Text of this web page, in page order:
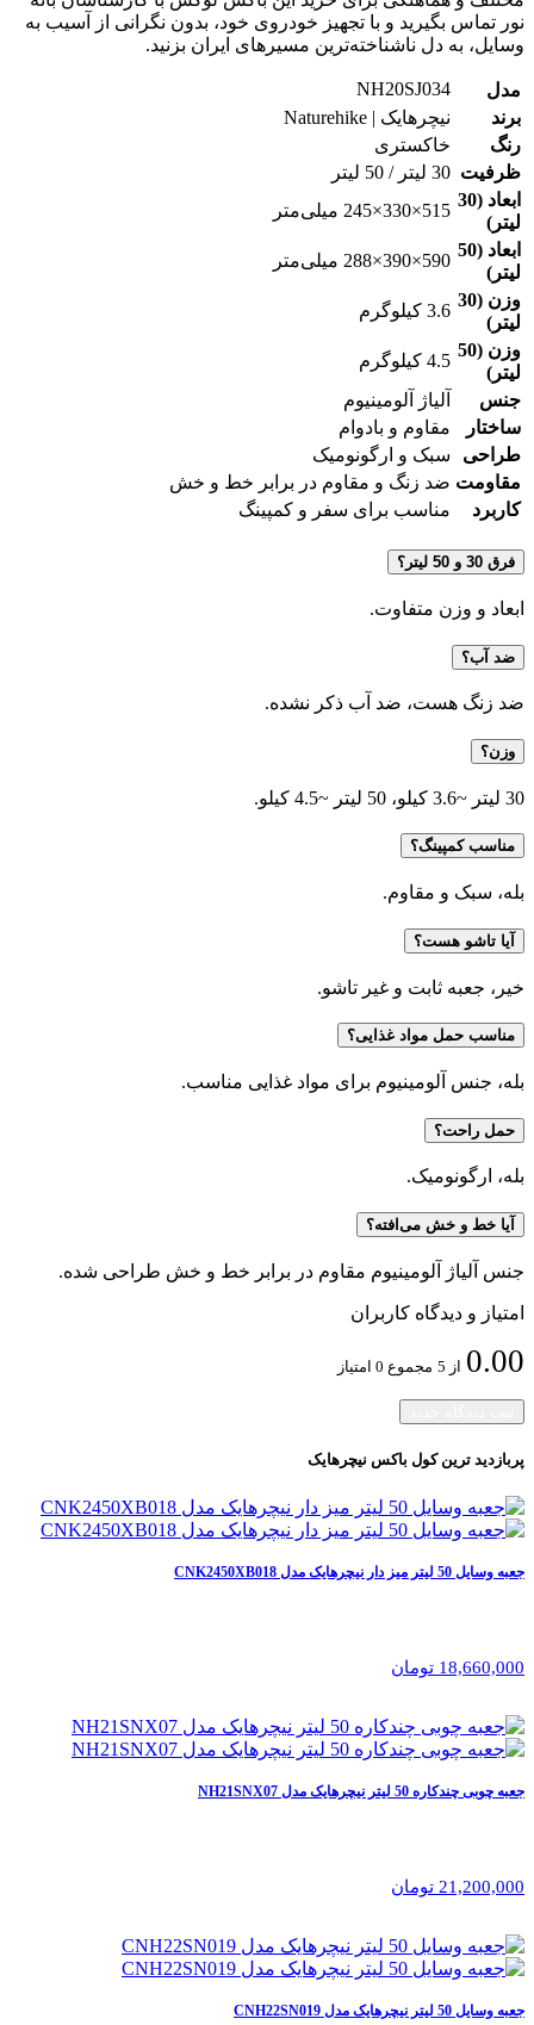
نور تماس بگیرید و با تجهیز خودروی خود، بدون نگرانی از آسیب به
وسایل، به دل ناشناخته‌ترین مسیرهای ایران بزنید.
مدل
NH20SJ034
برند
نیچرهایک | Naturehike
رنگ
خاکستری
ظرفیت 30 لیتر / 50 لیتر
ابعاد (30
لیتر)
515×330×245 میلی‌متر
ابعاد (50
لیتر)
590×390×288 میلی‌متر
وزن (30
لیتر)
3.6 کیلوگرم
وزن (50
لیتر)
4.5 کیلوگرم
جنس
آلیاژ آلومینیوم
ساختار
مقاوم و بادوام
طراحی
سبک و ارگونومیک
مقاومت ضد زنگ و مقاوم در برابر خط و خش
کاربرد
مناسب برای سفر و کمپینگ
فرق 30 و 50 لیتر؟
ابعاد و وزن متفاوت.
ضد آب؟
ضد زنگ هست، ضد آب ذکر نشده.
وزن؟
30 لیتر ~3.6 کیلو، 50 لیتر ~4.5 کیلو.
مناسب کمپینگ؟
بله، سبک و مقاوم.
آیا تاشو هست؟
خیر، جعبه ثابت و غیر تاشو.
مناسب حمل مواد غذایی؟
بله، جنس آلومینیوم برای مواد غذایی مناسب.
حمل راحت؟
بله، ارگونومیک.
آیا خط و خش می‌افته؟
جنس آلیاژ آلومینیوم مقاوم در برابر خط و خش طراحی شده.
امتیاز و دیدگاه کاربران
0.00 از 5 مجموع 0 امتیاز
پربازدید ترینکول باکس نیچرهایک
جعبه وسایل 50 لیتر میز دار نیچرهایک مدل CNK2450XB018
18,660,000 تومان
جعبه چوبی چندکاره 50 لیتر نیچرهایک مدل NH21SNX07
21,200,000 تومان
جعبه وسایل 50 لیتر نیچرهایک مدل CNH22SN019